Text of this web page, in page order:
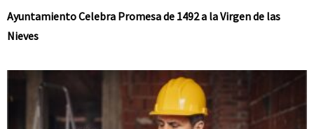
Ayuntamiento Celebra Promesa de 1492 a la Virgen de las
Nieves